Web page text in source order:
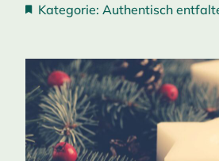
Kategorie:Authentisch